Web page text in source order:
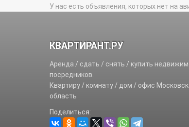
У нас есть объявления, которых нет на
КВАРТИРАНТ.РУ
Аренда / сдать / снять / купить
посредников.
Квартиру / комнату / дом / офис
область
Поделиться: